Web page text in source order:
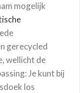
mogelijk
gerecycled
wellicht de
Je kunt bij
los